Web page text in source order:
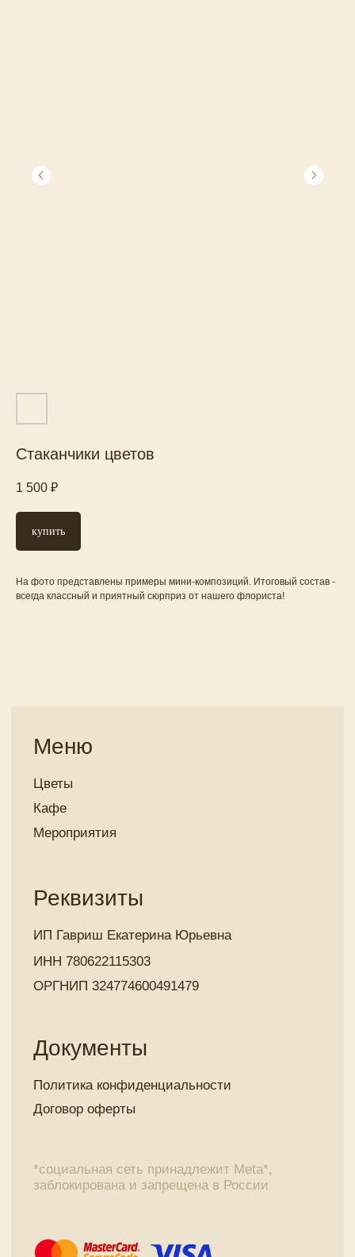
Стаканчики цветов
1 500 ₽
купить
На фото представлены примеры мини-композиций. Итоговый состав -
всегда классный и приятный сюрприз от нашего флориста!
Меню
Политика конфиденциальности
Документы
*социальная сеть принадлежит Meta*,
заблокирована и запрещена в России
г. Москва, ул.